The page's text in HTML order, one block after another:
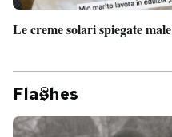
Le creme solari spiegate male
Fla hes